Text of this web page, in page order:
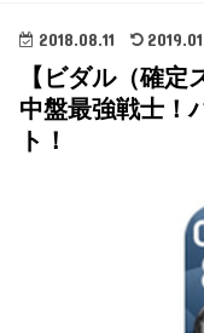
2018.08.11
【ビダル（確定
中盤最強戦士！
ト！